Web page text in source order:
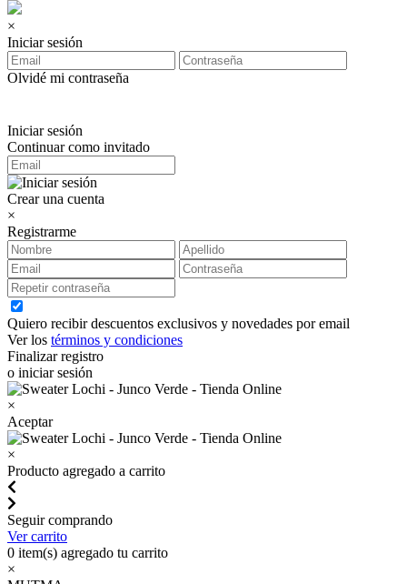
×
Iniciar sesión
Olvidé mi contraseña
Iniciar sesión
Continuar como invitado
Crear una cuenta
×
Registrarme
Quiero recibir descuentos exclusivos y novedades por email
Ver los términos y condiciones
Finalizar registro
o iniciar sesión
×
Aceptar
×
Producto agregado a carrito
Seguir comprando
Ver carrito
0 item(s) agregado tu carrito
×